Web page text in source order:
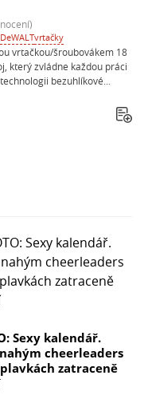
DeWALTvrtačky
vrtačkou/šroubovákem 18
který zvládne každou práci
bezuhlíkové...
Sexy kalendář.
cheerleaders
zatraceně